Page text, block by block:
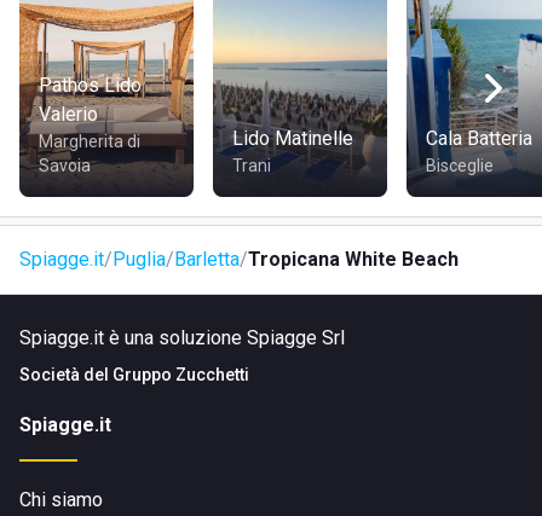
Pathos Lido
Valerio
Margherita di
Savoia
Lido Matinelle
Trani
Cala Batteria
Bisceglie
Spiagge.it Puglia Barletta Tropicana White Beach
Spiagge.it è una soluzione Spiagge Srl
Società del Gruppo Zucchetti
Spiagge.it
Chi siamo